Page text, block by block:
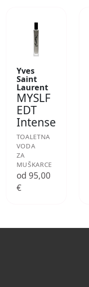
Yves
Saint
Laurent
MYSLF
EDT
Intense
TOALETNA
VODA
ZA
MUŠKARCE
od 95,00
€